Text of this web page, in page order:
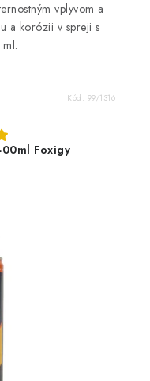
vplyvom a
a korózii v spreji s
Kód: 99/1316
Foxigy